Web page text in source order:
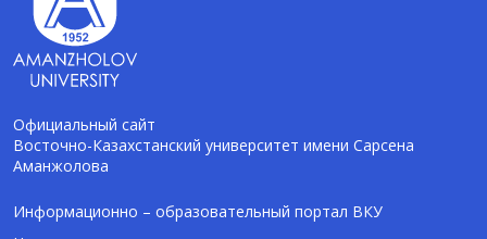
Официальный сайт
Восточно-Казахстанский университет имени Сарсена
Аманжолова
Информационно – образовательный портал ВКУ
Помощник Amanzholov University